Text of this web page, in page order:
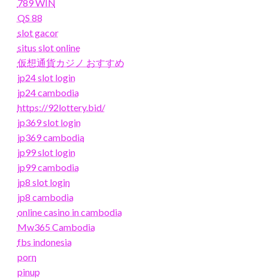
789 WIN
QS 88
slot gacor
situs slot online
仮想通貨カジノ おすすめ
jp24 slot login
jp24 cambodia
https://92lottery.bid/
jp369 slot login
jp369 cambodia
jp99 slot login
jp99 cambodia
jp8 slot login
jp8 cambodia
online casino in cambodia
Mw365 Cambodia
fbs indonesia
porn
pinup